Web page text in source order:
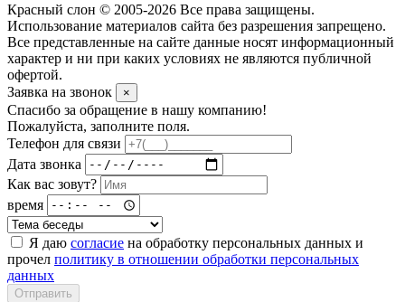
Красный слон © 2005-2026 Все права защищены.
Использование материалов сайта без разрешения запрещено.
Все представленные на сайте данные носят информационный
характер и ни при каких условиях не являются публичной
офертой.
Заявка на звонок
×
Спасибо за обращение в нашу компанию!
Пожалуйста, заполните поля.
Телефон для связи
Дата звонка
Как вас зовут?
время
Я даю согласие на обработку персональных данных и
прочел политику в отношении обработки персональных
данных
Отправить